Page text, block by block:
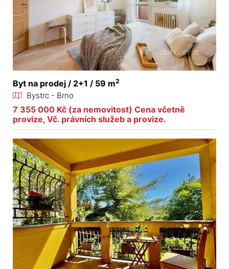
Byt na prodej / 2+1 / 59 m2
Bystrc - Brno
7 355 000 Kč (za nemovitost) Cena včetně
provize, Vč. právních služeb a provize.